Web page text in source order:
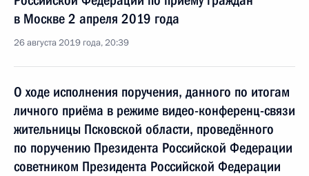
в Москве 2 апреля 2019 года
26 августа 2019 года, 20:39
О ходе исполнения поручения, данного по итогам
личного приёма в режиме видео-конференц-связи
жительницы Псковской области, проведённого
по поручению Президента Российской Федерации
советником Президента Российской Федерации